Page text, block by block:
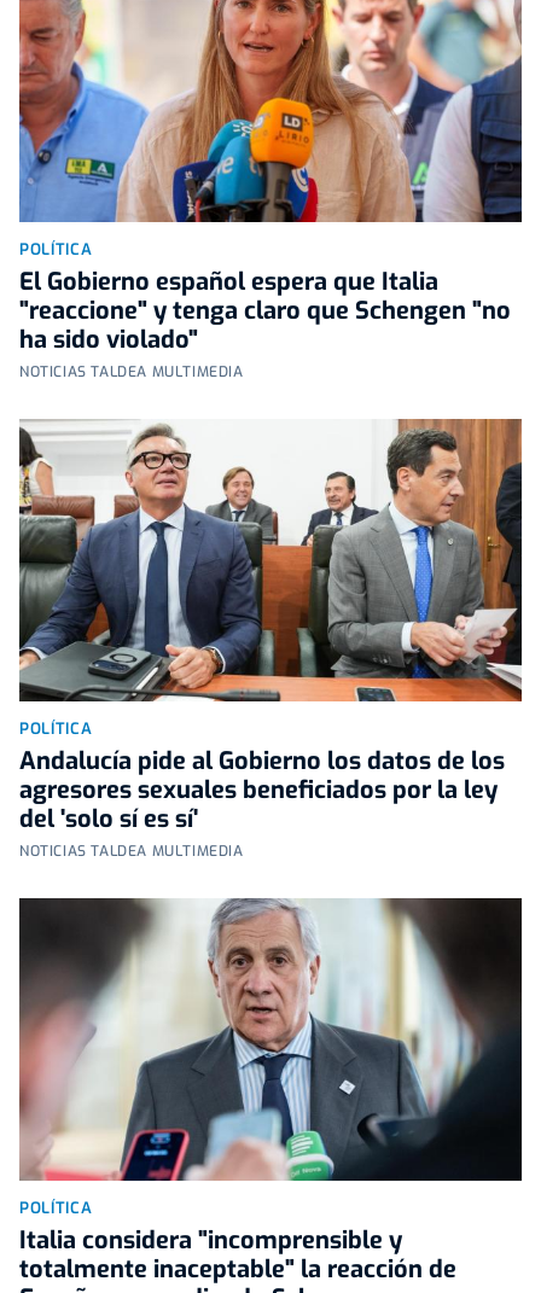
POLÍTICA
El Gobierno español espera que Italia
"reaccione" y tenga claro que Schengen "no
ha sido violado"
NOTICIAS TALDEA MULTIMEDIA
POLÍTICA
Andalucía pide al Gobierno los datos de los
agresores sexuales beneficiados por la ley
del 'solo sí es sí'
NOTICIAS TALDEA MULTIMEDIA
POLÍTICA
Italia considera "incomprensible y
totalmente inaceptable" la reacción de